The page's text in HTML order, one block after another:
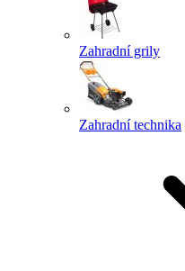
Zahradní grily
Zahradní technika